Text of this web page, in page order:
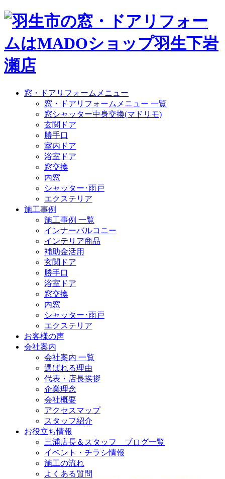
窓・ドアリフォームメニュー
窓・ドアリフォームメニュー 一覧
窓シャッター中身交換(マドリモ)
玄関ドア
勝手口
室内ドア
浴室ドア
窓交換
内窓
シャッター･雨戸
エクステリア
施工事例
施工事例 一覧
インナーバルコニー
インテリア商品
補助金活用
玄関ドア
勝手口
浴室ドア
窓交換
内窓
シャッター･雨戸
エクステリア
お客様の声
会社案内
会社案内 一覧
選ばれる理由
代表・店長挨拶
企業理念
会社概要
アクセスマップ
スタッフ紹介
お役立ち情報
三浦店長＆スタッフ ブログ一覧
イベント・チラシ情報
施工の流れ
よくある質問